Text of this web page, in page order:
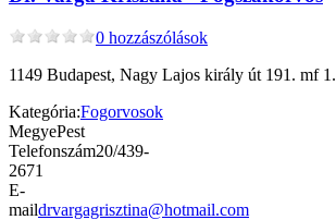
0 hozzászólások
1149 Budapest, Nagy Lajos király út 191. mf 1.
Kategória:Fogorvosok
MegyePest
Telefonszám20/439-
2671
E-
maildrvargagrisztina@hotmail.com